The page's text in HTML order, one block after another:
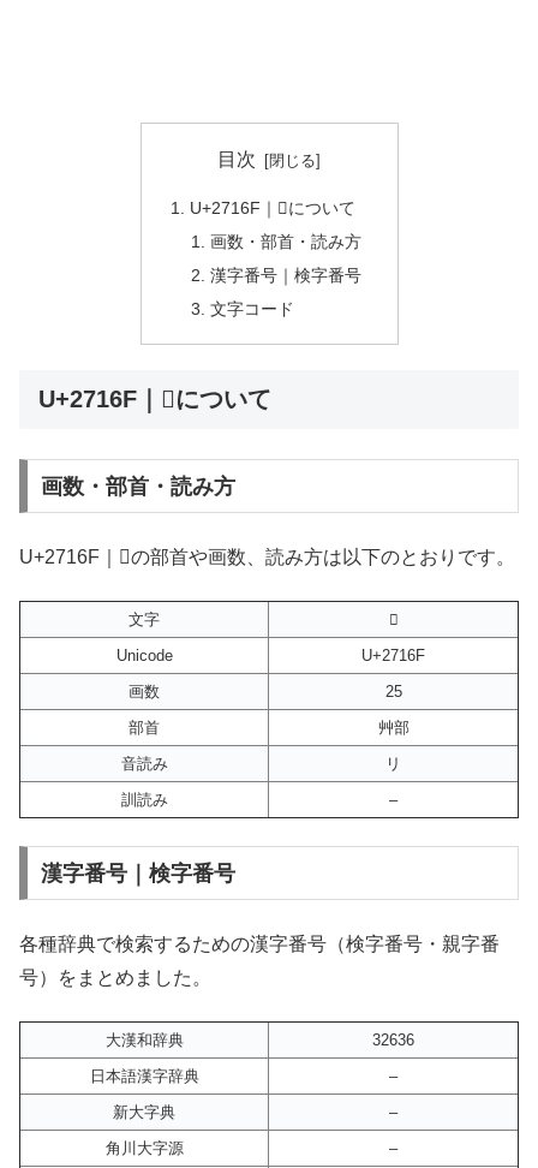
目次
U+2716F｜𧅯について
画数・部首・読み方
漢字番号｜検字番号
文字コード
U+2716F｜𧅯について
画数・部首・読み方
U+2716F｜𧅯の部首や画数、読み方は以下のとおりです。
文字
𧅯
Unicode
U+2716F
画数
25
部首
艸部
音読み
リ
訓読み
–
漢字番号｜検字番号
各種辞典で検索するための漢字番号（検字番号・親字番
号）をまとめました。
大漢和辞典
32636
日本語漢字辞典
–
新大字典
–
角川大字源
–